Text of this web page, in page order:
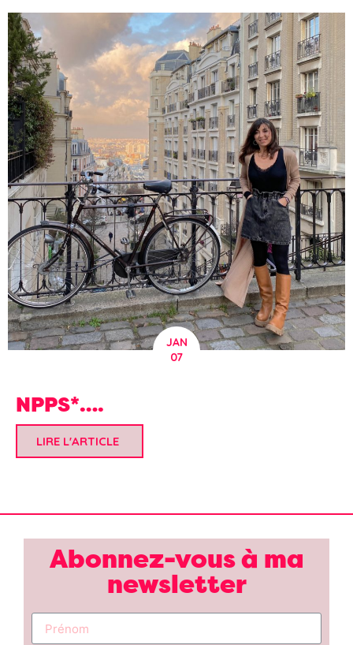
JAN
07
NPPS*….
LIRE L'ARTICLE
Abonnez-vous à ma
newsletter